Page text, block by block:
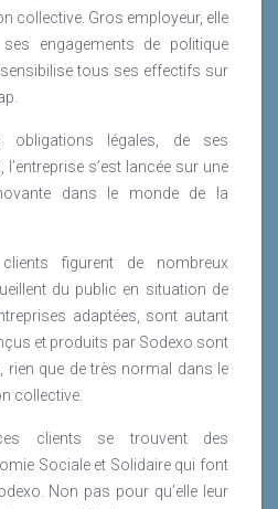
collective. Gros employeur, elle
engagements de politique
tous ses effectifs sur
obligations légales, de ses
s’est lancée sur une
dans le monde de la
figurent de nombreux
du public en situation de
adaptées, sont autant
et produits par Sodexo sont
rien que de très normal dans le
collective.
clients se trouvent des
Sociale et Solidaire qui font
Non pas pour qu’elle leur